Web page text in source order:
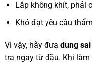
Lắp không khít, phải
Khó đạt yêu cầu
Vì vậy, hãy đưa dung
tra ngay từ đầu. Khi